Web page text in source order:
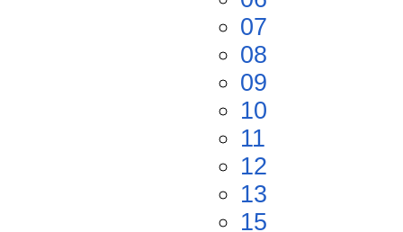
07
08
09
10
11
12
13
15